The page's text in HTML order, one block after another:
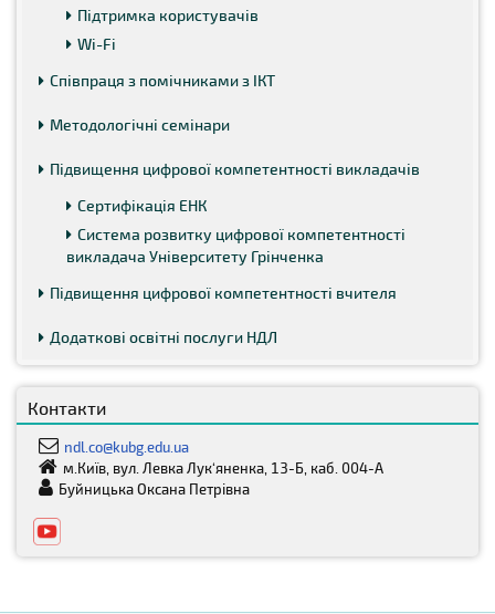
Підтримка користувачів
Wi-Fi
Співпраця з помічниками з ІКТ
Методологічні семінари
Підвищення цифрової компетентності викладачів
Сертифікація ЕНК
Система розвитку цифрової компетентності
викладача Університету Грінченка
Підвищення цифрової компетентності вчителя
Додаткові освітні послуги НДЛ
Контакти
ndl.co@kubg.edu.ua
м.Київ, вул. Левка Лук‘яненка, 13-Б, каб. 004-А
Буйницька Оксана Петрівна